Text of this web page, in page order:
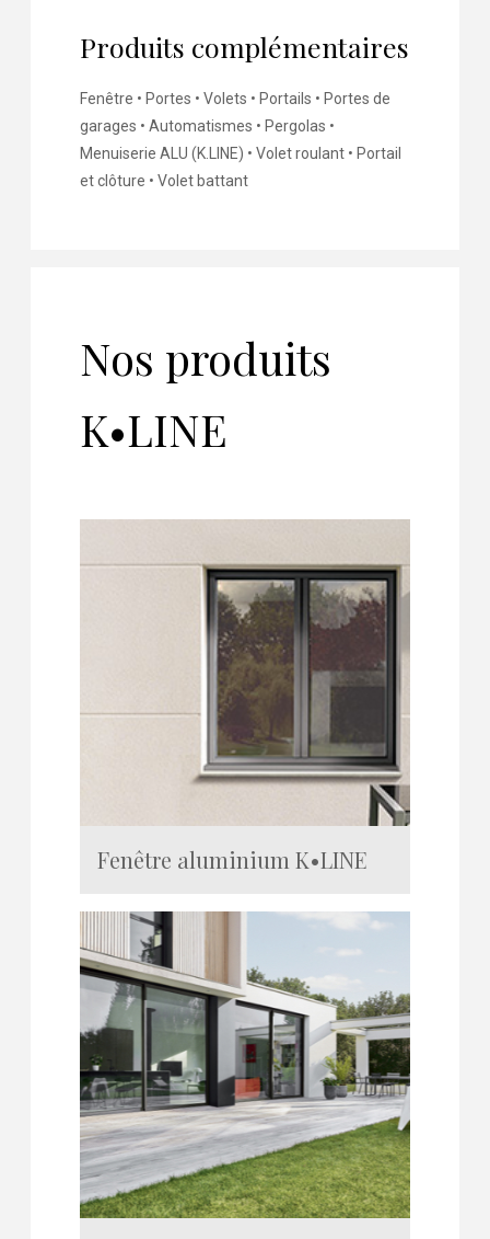
Produits complémentaires
Fenêtre • Portes • Volets • Portails • Portes de
garages • Automatismes • Pergolas •
Menuiserie ALU (K.LINE) • Volet roulant • Portail
et clôture • Volet battant
Nos produits
K•LINE
Fenêtre aluminium K•LINE